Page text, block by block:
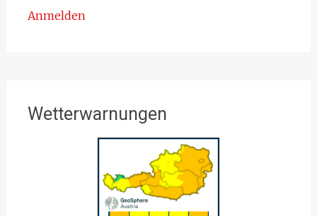
Anmelden
Wetterwarnungen